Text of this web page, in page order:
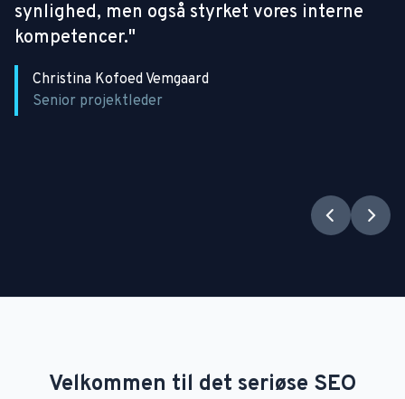
synlighed, men også styrket vores interne
kompetencer."
Christina Kofoed Vemgaard
Senior projektleder
prev next
Velkommen til det seriøse SEO